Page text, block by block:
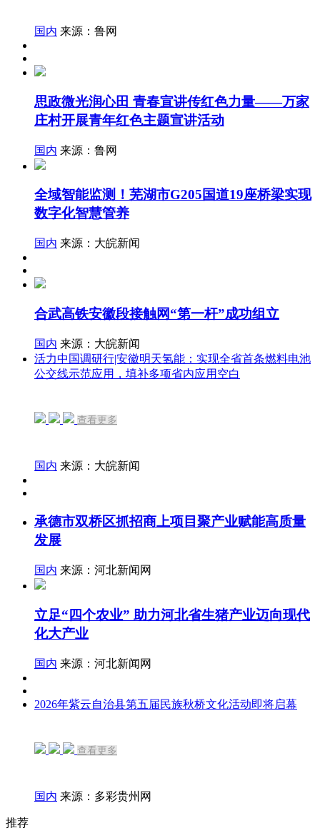
国内 来源：鲁网
思政微光润心田 青春宣讲传红色力量——万家
庄村开展青年红色主题宣讲活动
国内 来源：鲁网
全域智能监测！芜湖市G205国道19座桥梁实现
数字化智慧管养
国内 来源：大皖新闻
合武高铁安徽段接触网“第一杆”成功组立
国内 来源：大皖新闻
活力中国调研行|安徽明天氢能：实现全省首条燃料电池
公交线示范应用，填补多项省内应用空白
查看更多
国内 来源：大皖新闻
承德市双桥区抓招商上项目聚产业赋能高质量
发展
国内 来源：河北新闻网
立足“四个农业” 助力河北省生猪产业迈向现代
化大产业
国内 来源：河北新闻网
2026年紫云自治县第五届民族秋桥文化活动即将启幕
查看更多
国内 来源：多彩贵州网
推荐